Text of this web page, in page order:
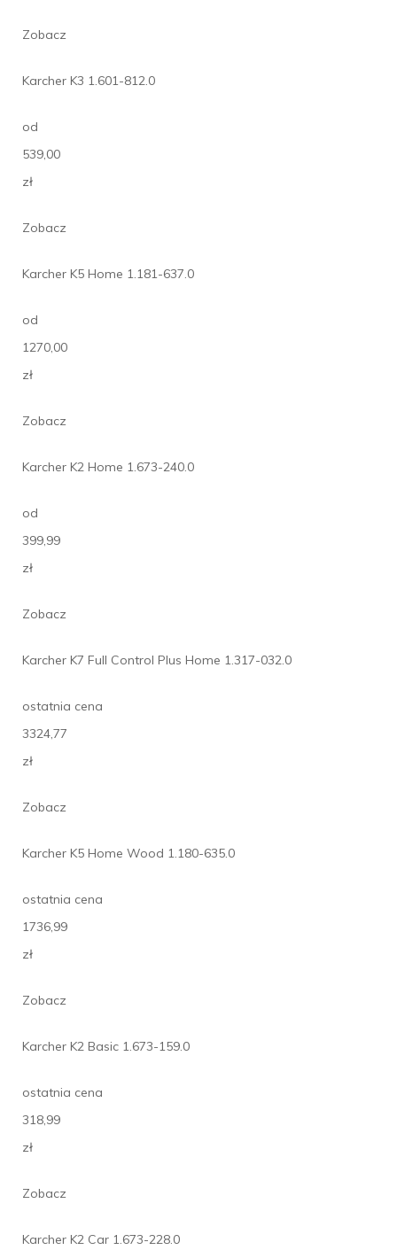
Zobacz
Karcher K3 1.601-812.0
od
539,00
zł
Zobacz
Karcher K5 Home 1.181-637.0
od
1270,00
zł
Zobacz
Karcher K2 Home 1.673-240.0
od
399,99
zł
Zobacz
Karcher K7 Full Control Plus Home 1.317-032.0
ostatnia cena
3324,77
zł
Zobacz
Karcher K5 Home Wood 1.180-635.0
ostatnia cena
1736,99
zł
Zobacz
Karcher K2 Basic 1.673-159.0
ostatnia cena
318,99
zł
Zobacz
Karcher K2 Car 1.673-228.0